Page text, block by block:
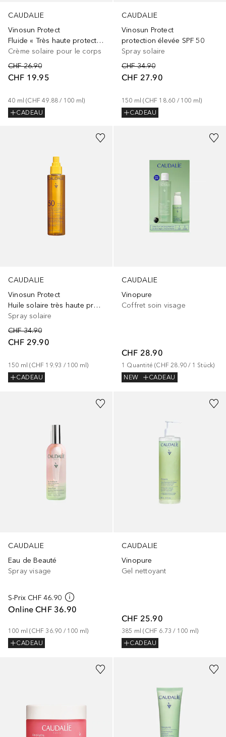
CAUDALIE
Vinosun Protect
Fluide « Très haute protection » SPF 50+
Crème solaire pour le corps
CHF 26.90
CHF 19.95
40 ml (CHF 49.88 / 100 ml)
CADEAU
CAUDALIE
Vinosun Protect
protection élevée SPF 50
Spray solaire
CHF 34.90
CHF 27.90
150 ml (CHF 18.60 / 100 ml)
CADEAU
CAUDALIE
Vinosun Protect
Huile solaire très haute protection SPF 50
Spray solaire
CHF 34.90
CHF 29.90
150 ml (CHF 19.93 / 100 ml)
CADEAU
CAUDALIE
Vinopure
Coffret soin visage
CHF 28.90
1 Quantité (CHF 28.90 / 1 Stück)
NEW
CADEAU
CAUDALIE
Eau de Beauté
Spray visage
S-Prix CHF 46.90
Online CHF 36.90
100 ml (CHF 36.90 / 100 ml)
CADEAU
CAUDALIE
Vinopure
Gel nettoyant
CHF 25.90
385 ml (CHF 6.73 / 100 ml)
CADEAU